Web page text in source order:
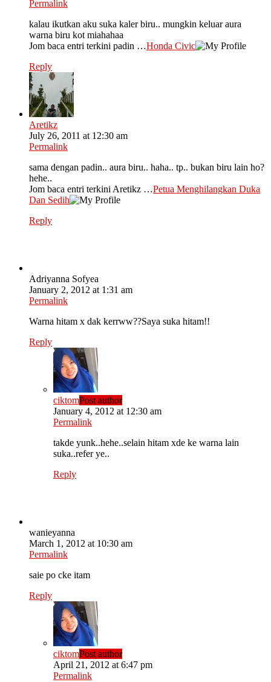
Permalink
kalau ikutkan aku suka kaler biru.. mungkin keluar aura
warna biru kot miahahaa
Jom baca entri terkini padin …Honda Civic
Reply
Aretikz
July 26, 2011 at 12:30 am
Permalink
sama dengan padin.. aura biru.. haha.. tp.. bukan biru lain ho?
hehe..
Jom baca entri terkini Aretikz …Petua Menghilangkan Duka
Dan Sedih
Reply
Adriyanna Sofyea
January 2, 2012 at 1:31 am
Permalink
Warna hitam x dak kerrww??Saya suka hitam!!
Reply
ciktomPost author
January 4, 2012 at 12:30 am
Permalink
takde yunk..hehe..selain hitam xde ke warna lain
suka..refer ye..
Reply
wanieyanna
March 1, 2012 at 10:30 am
Permalink
saie po cke itam
Reply
ciktomPost author
April 21, 2012 at 6:47 pm
Permalink